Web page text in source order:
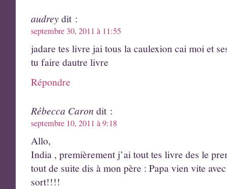
audreydit :
septembre 30, 2011 à 11:55
jadare tes livre jai tous la caulexion cai moi et
tu faire dautre livre
Répondre
Rébecca Caron dit :
septembre 10, 2011 à 9:18
Allo,
India , premièrement j’ai tout tes livre des le
tout de suite dis à mon père : Papa vien vite
sort!!!!